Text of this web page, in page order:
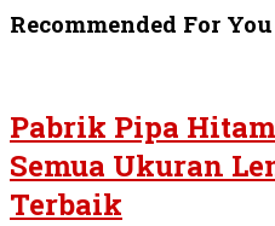
Recommended For You
Pabrik Pipa
Semua Ukuran
Terbaik